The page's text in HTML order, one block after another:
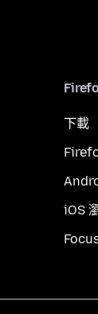
下載
iOS